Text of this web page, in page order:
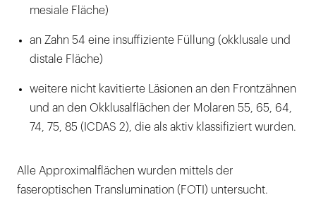
mesiale Fläche)
an Zahn 54 eine insuffiziente Füllung (okklusale und
distale Fläche)
weitere nicht kavitierte Läsionen an den Frontzähnen
und an den Okklusalflächen der Molaren 55, 65, 64,
74, 75, 85 (ICDAS 2), die als aktiv klassifiziert wurden.
Alle Approximalflächen wurden mittels der
faseroptischen Translumination (FOTI) untersucht.